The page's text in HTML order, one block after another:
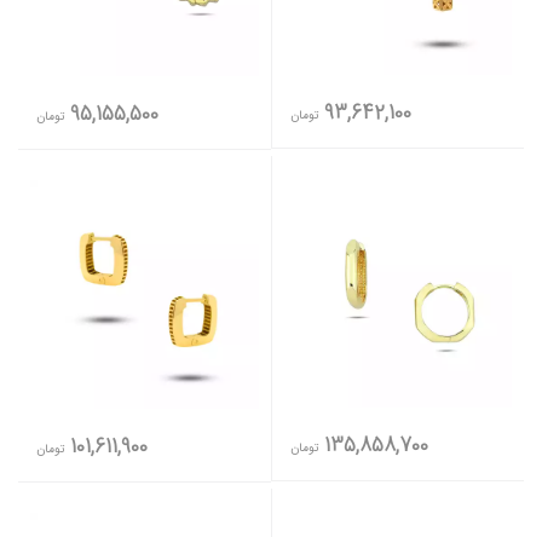
93,642,100 تومان 95,155,500 تومان
135,858,700 تومان 101,611,900 تومان